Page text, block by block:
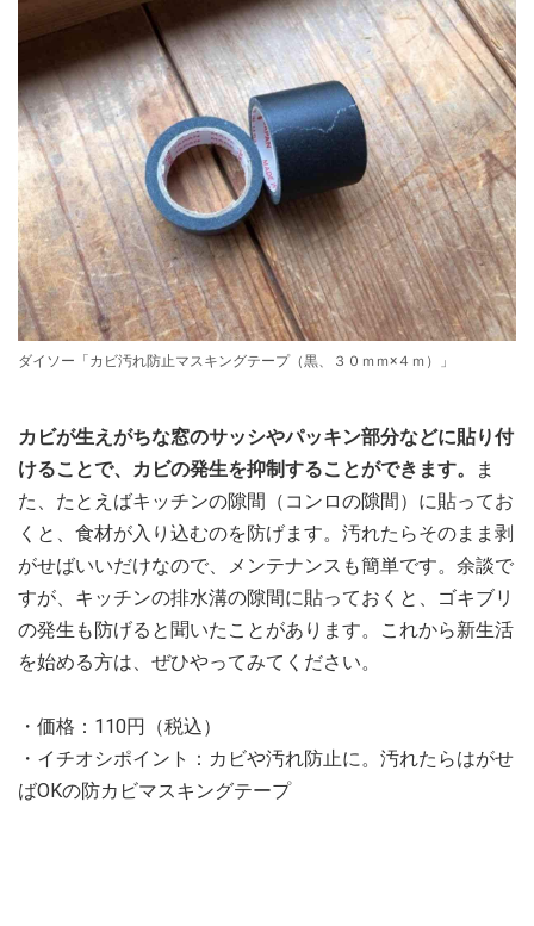
ダイソー「カビ汚れ防止マスキングテープ（黒、３０ｍｍ×４ｍ）」
カビが生えがちな窓のサッシやパッキン部分などに貼り付
けることで、カビの発生を抑制することができます。
ま
た、たとえばキッチンの隙間（コンロの隙間）に貼ってお
くと、食材が入り込むのを防げます。汚れたらそのまま剥
がせばいいだけなので、メンテナンスも簡単です。余談で
すが、キッチンの排水溝の隙間に貼っておくと、ゴキブリ
の発生も防げると聞いたことがあります。これから新生活
を始める方は、ぜひやってみてください。
・価格：110円（税込）
・イチオシポイント：カビや汚れ防止に。汚れたらはがせ
ばOKの防カビマスキングテープ